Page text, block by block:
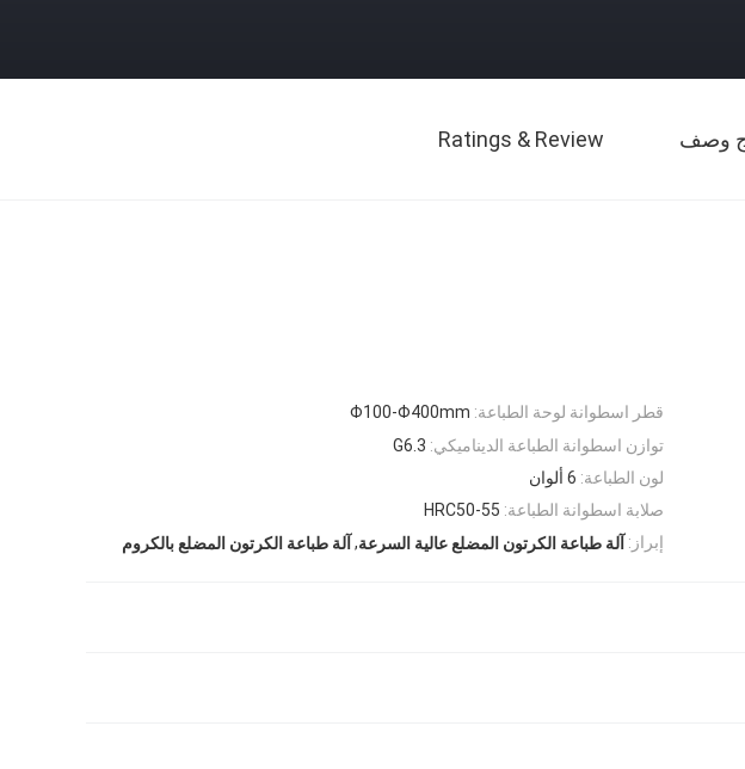
وصف Ratings & Review
قطر اسطوانة لوحة الطباعة: Φ100-Φ400mm
توازن اسطوانة الطباعة الديناميكي: G6.3
لون الطباعة: 6 ألوان
صلابة اسطوانة الطباعة: HRC50-55
إبراز: آلة طباعة الكرتون المضلع عالية السرعة, آلة طباعة الكرتون المضلع بالكروم